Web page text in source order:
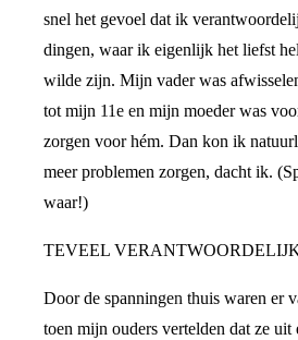
snel het gevoel dat ik
dingen, waar ik eigenlijk het liefst
wilde zijn. Mijn vader was
tot mijn 11e en mijn moeder was
zorgen voor hém. Dan kon ik
meer problemen zorgen, dacht ik.
waar!)
TEVEEL
Door de spanningen thuis waren er
toen mijn ouders vertelden dat ze uit